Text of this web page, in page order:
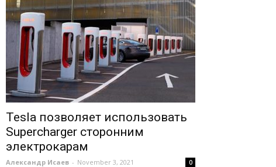
Tesla позволяет использовать
Supercharger сторонним
электрокарам
Александр Исаев - November 3, 2021 0